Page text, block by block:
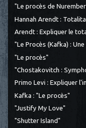
"Le procès de
Hannah Arendt :
Arendt : Expliquer le
"Le Procès (Kafka) :
"Le procès"
"Chostakovitch :
Primo Levi : Expliquer
Kafka : "Le procès"
"Justify My Love"
"Shutter Island"